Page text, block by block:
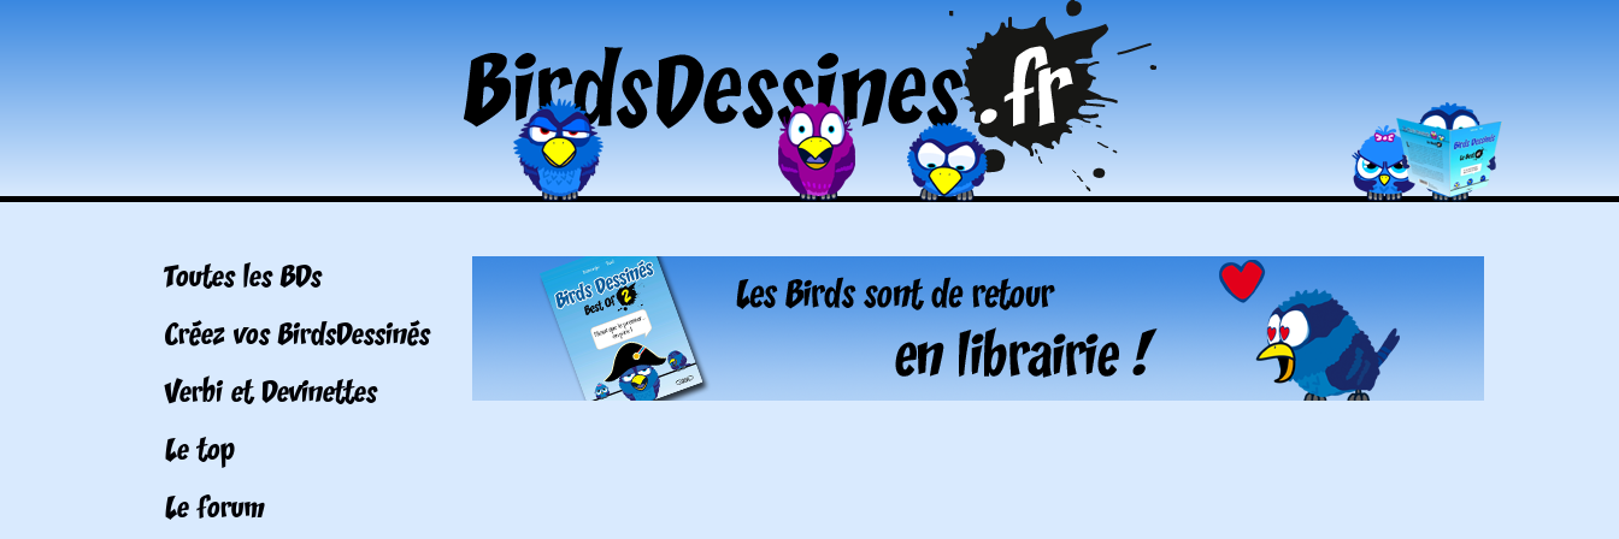
Toutes les BDs
Créez vos BirdsDessinés
Verbi et Devinettes
Le top
Le forum